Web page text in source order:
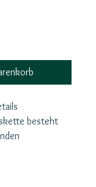
besteht